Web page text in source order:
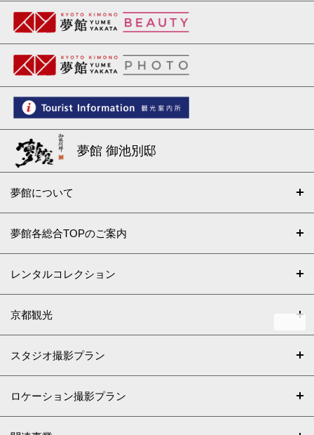
夢館 御池別邸
夢館について
夢館各総合TOPのご案内
レンタルコレクション
京都観光
スタジオ撮影プラン
ロケーション撮影プラン